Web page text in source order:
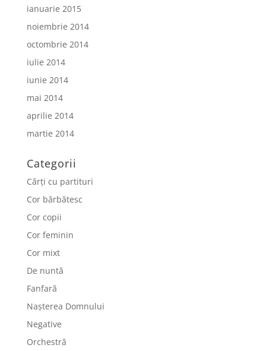
ianuarie 2015
noiembrie 2014
octombrie 2014
iulie 2014
iunie 2014
mai 2014
aprilie 2014
martie 2014
Categorii
Cărți cu partituri
Cor bărbătesc
Cor copii
Cor feminin
Cor mixt
De nuntă
Fanfară
Nașterea Domnului
Negative
Orchestră